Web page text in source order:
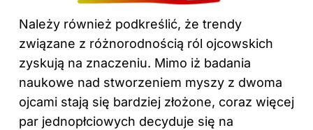
Należy również podkreślić, że trendy
związane z różnorodnością ról ojcowskich
zyskują na znaczeniu. Mimo iż badania
naukowe nad stworzeniem myszy z dwoma
ojcami stają się bardziej złożone, coraz więcej
par jednopłciowych decyduje się na